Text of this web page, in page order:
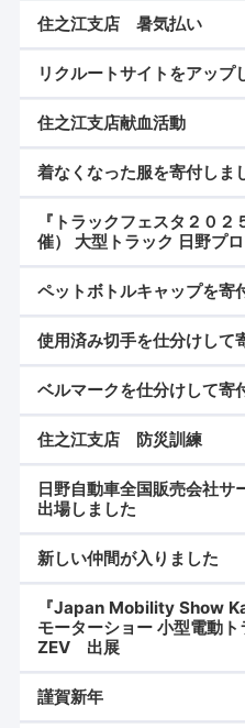
住之江支店 暑気払い
リクルートサイトをアップ
住之江支店献血活動
着なくなった服を寄付しま
『トラックフェスタ２０
催） 大型トラック 日野プ
ペットボトルキャップを寄
使用済み切手を仕分けして
ベルマークを仕分けして寄
住之江支店 防災訓練
日野自動車全国販売会社サ
出場しました
新しい仲間が入りました
『Japan Mobility Show
モーターショー 小型電動
ZEV 出展
謹賀新年